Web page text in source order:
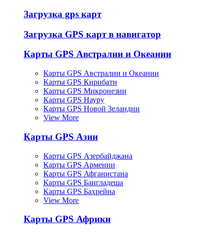
Загрузка gps карт
Загрузка GPS карт в навигатор
Карты GPS Австралии и Океании
Карты GPS Австралии и Океании
Карты GPS Кирибати
Карты GPS Микронезии
Карты GPS Науру
Карты GPS Новой Зеландии
View More
Карты GPS Азии
Карты GPS Азербайджана
Карты GPS Армении
Карты GPS Афганистана
Карты GPS Бангладеша
Карты GPS Бахрейна
View More
Карты GPS Африки